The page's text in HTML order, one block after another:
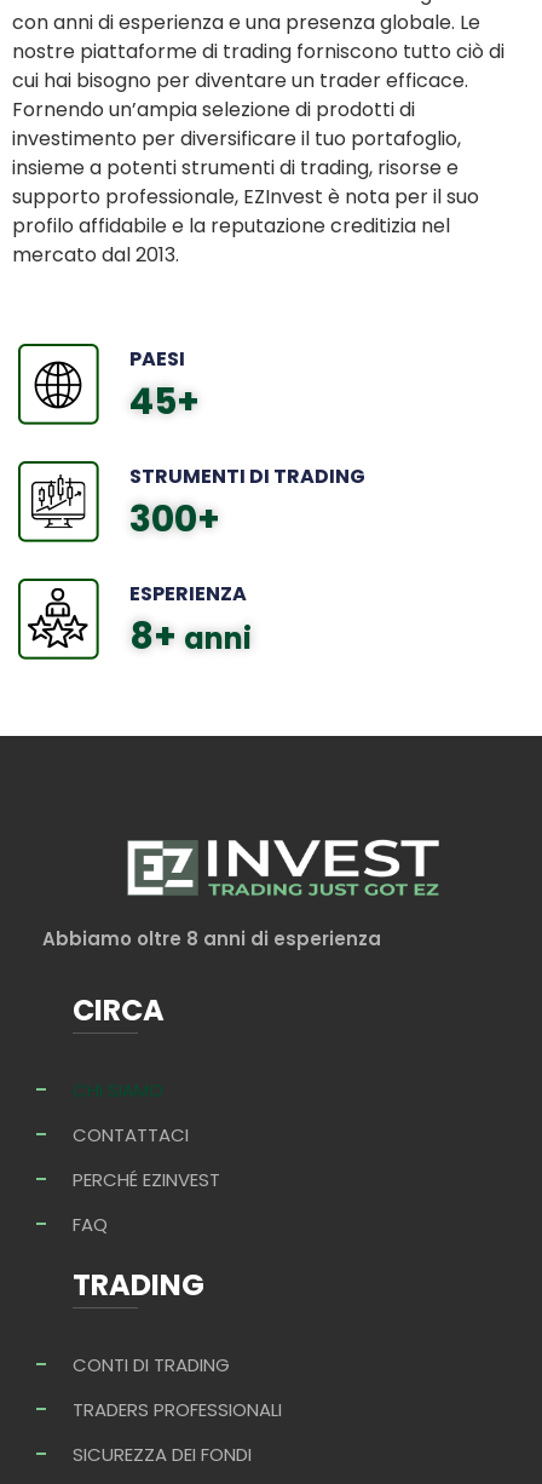
con anni di esperienza e una presenza globale. Le
nostre piattaforme di trading forniscono tutto ciò di
cui hai bisogno per diventare un trader efficace.
Fornendo un’ampia selezione di prodotti di
investimento per diversificare il tuo portafoglio,
insieme a potenti strumenti di trading, risorse e
supporto professionale, EZInvest è nota per il suo
profilo affidabile e la reputazione creditizia nel
mercato dal 2013.
45+
PAESI
300+
STRUMENTI DI TRADING
8+ anni
ESPERIENZA
Abbiamo oltre 8 anni di esperienza
CIRCA
CHI SIAMO
CONTATTACI
PERCHÉ EZINVEST
FAQ
TRADING
CONTI DI TRADING
TRADERS PROFESSIONALI
SICUREZZA DEI FONDI